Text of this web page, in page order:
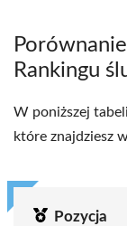
Rankingu
W poniższej
które znajdziesz
Pozycja